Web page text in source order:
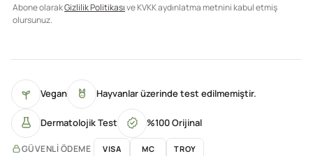
Abone olarakGizlilik Politikasıve KVKK aydınlatma metnini kabul etmiş
olursunuz.
Vegan Hayvanlar üzerinde test edilmemiştir.
Dermatolojik Test %100 Orijinal
GÜVENLI ÖDEME VISA MC TROY